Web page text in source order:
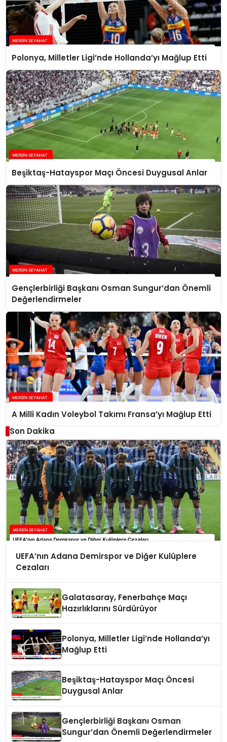
Polonya, Milletler Ligi’nde Hollanda’yı Mağlup Etti
Beşiktaş-Hatayspor Maçı Öncesi Duygusal Anlar
Gençlerbirliği Başkanı Osman Sungur’dan Önemli
Değerlendirmeler
A Milli Kadın Voleybol Takımı Fransa’yı Mağlup Etti
Son Dakika
UEFA’nın Adana Demirspor ve Diğer Kulüplere
Cezaları
Galatasaray, Fenerbahçe Maçı
Hazırlıklarını Sürdürüyor
Polonya, Milletler Ligi’nde Hollanda’yı
Mağlup Etti
Beşiktaş-Hatayspor Maçı Öncesi
Duygusal Anlar
Gençlerbirliği Başkanı Osman
Sungur’dan Önemli Değerlendirmeler